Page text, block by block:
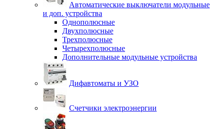
Автоматические выключатели модульные
и доп. устройства
Однополюсные
Двухполюсные
Трехполюсные
Четырехполюсные
Дополнительные модульные устройства
Дифавтоматы и УЗО
Счетчики электроэнергии